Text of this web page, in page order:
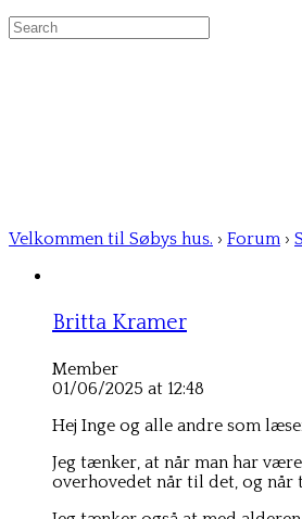
Search
for:
Velkommen til Søbys hus. › Forum ›
Britta Kramer
Member
01/06/2025 at 12:48
Hej Inge og alle andre som
Jeg tænker, at når man har
overhovedet når til det, og når